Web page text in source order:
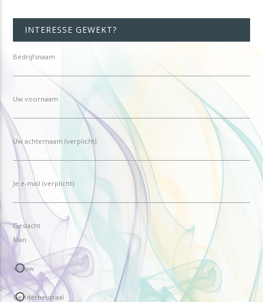
INTERESSE GEWEKT?
Bedrijfsnaam
Uw voornaam
Uw achternaam (verplicht)
Je e-mail (verplicht)
Geslacht
Man
Vrouw
Genderneutraal